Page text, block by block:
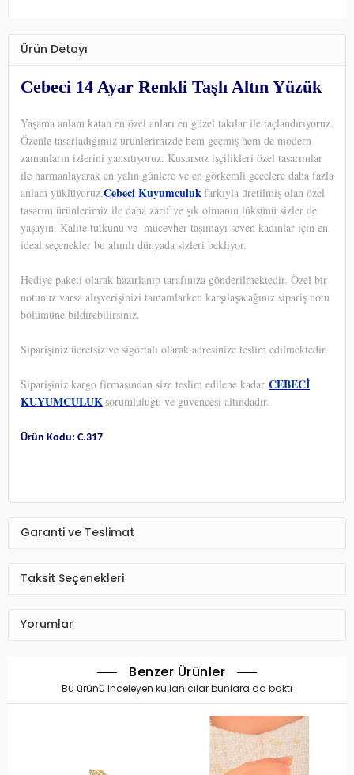
Ürün Detayı
Cebeci 14 Ayar Renkli Taşlı Altın Yüzük
Yaşama anlam katan en özel anları en güzel takılar ile taçlandırıyoruz.
Özenle tasarladığımız ürünlerimizde hem geçmiş hem de modern
zamanların izlerini yansıtıyoruz. Kusursuz işçilikleri özel tasarımlar
ile harmanlayarak en yalın günlere ve en görkemli gecelere daha fazla
anlam yüklüyoruz.Cebeci Kuyumculukfarkıyla üretilmiş olan özel
tasarım ürünlerimiz ile daha zarif ve şık olmanın lüksünü sizler de
yaşayın. Kalite tutkunu ve mücevher taşımayı seven kadınlar için en
ideal seçenekler bu alımlı dünyada sizleri bekliyor.
Hediye paketi olarak hazırlanıp tarafınıza gönderilmektedir. Özel bir
notunuz varsa alışverişinizi tamamlarken karşılaşacağınız sipariş notu
bölümüne bildirebilirsiniz.
Siparişiniz ücretsiz ve sigortalı olarak adresinize teslim edilmektedir.
Siparişiniz kargo firmasından size teslim edilene kadar CEBECİ
KUYUMCULUKsorumluluğu ve güvencesi altındadır.
Ürün Kodu: C.317
Garanti ve Teslimat
Taksit Seçenekleri
Yorumlar
Benzer Ürünler
Bu ürünü inceleyen kullanıcılar bunlara da baktı